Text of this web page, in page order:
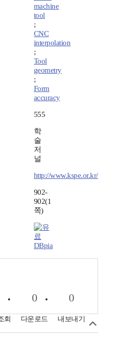
machine
tool
;
CNC
interpolation
;
Tool
geometry
;
Form
accuracy
555
학
술
저
널
http://www.kspe.or.kr/
902-
902(1
쪽)
DBpia
회
0
다운로드
0
내보내기